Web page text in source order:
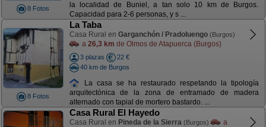
8 Fotos
la localidad de Buniel, a tan solo 10 km de Burgos.
Capacidad para 2-6 personas, y s ...
8 Fotos
La Taba
Casa Rural en Garganchón / Pradoluengo (Burgos)
a 26,3 km de Olmos de Atapuerca (Burgos)
3 plazas
22 €
40 km de Burgos
La casa se ha restaurado respetando la tipología
arquitectónica de la zona de entramado de madera
alternado con tapial de mortero bastardo. ...
Casa Rural El Hayedo
Casa Rural en Pineda de la Sierra (Burgos)
a